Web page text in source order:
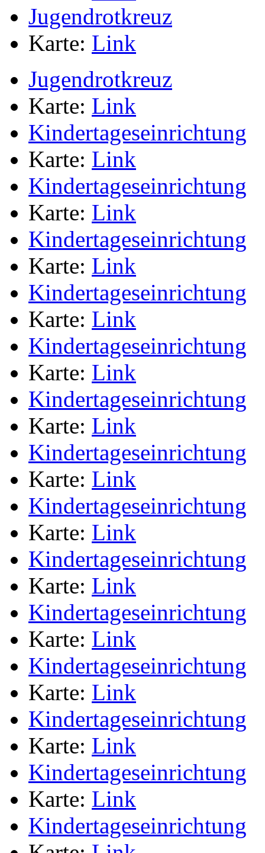
Jugendrotkreuz
Karte: Link
Jugendrotkreuz
Karte: Link
Kindertageseinrichtung
Karte: Link
Kindertageseinrichtung
Karte: Link
Kindertageseinrichtung
Karte: Link
Kindertageseinrichtung
Karte: Link
Kindertageseinrichtung
Karte: Link
Kindertageseinrichtung
Karte: Link
Kindertageseinrichtung
Karte: Link
Kindertageseinrichtung
Karte: Link
Kindertageseinrichtung
Karte: Link
Kindertageseinrichtung
Karte: Link
Kindertageseinrichtung
Karte: Link
Kindertageseinrichtung
Karte: Link
Kindertageseinrichtung
Karte: Link
Kindertageseinrichtung